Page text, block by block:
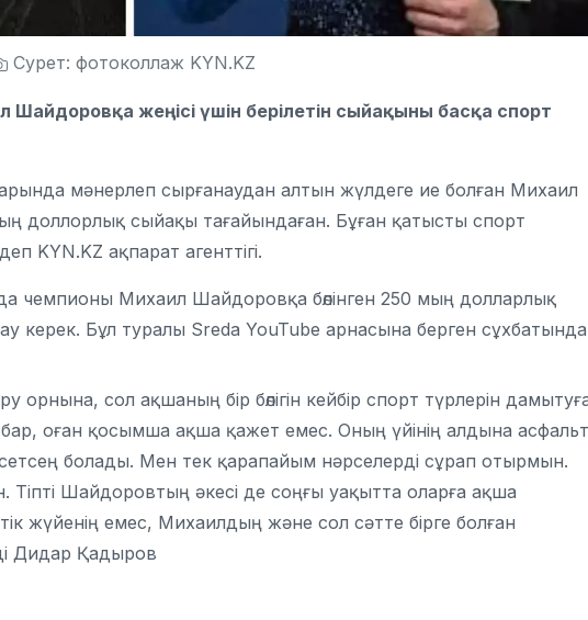
Сурет: фотоколлаж KYN.KZ
жеңісі үшін берілетін сыйақыны басқа спорт
мәнерлеп сырғанаудан алтын жүлдеге ие болған Михаил
доллорлық сыйақы тағайындаған. Бұған қатысты спорт
KYN.KZ ақпарат агенттігі.
чемпионы Михаил Шайдоровқа бөлінген 250 мың долларлық
Бұл туралы Sreda YouTube арнасына берген сұхбатында
сол ақшаның бір бөлігін кейбір спорт түрлерін
оған қосымша ақша қажет емес. Оның үйінің алдына асфальт
болады. Мен тек қарапайым нәрселерді сұрап отырмын.
Шайдоровтың әкесі де соңғы уақытта оларға ақша
жүйенің емес, Михаилдың және сол сәтте бірге болған
Дидар Қадыров